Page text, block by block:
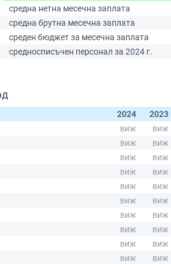
средна нетна месечна заплата
средна брутна месечна заплата
среден бюджет за месечна заплата
средносписъчен персонал за 2024 г.
2024
2023